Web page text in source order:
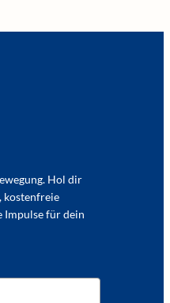
Hol dir
kostenfreie
Impulse für dein